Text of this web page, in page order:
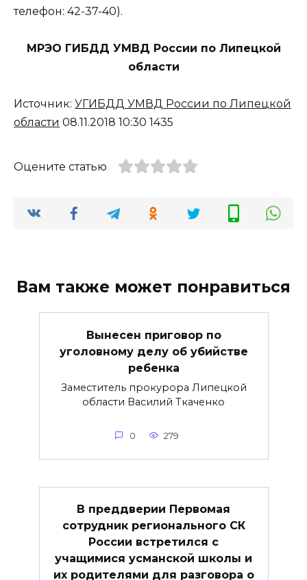
телефон: 42-37-40).
МРЭО ГИБДД УМВД России по Липецкой
области
Источник: УГИБДД УМВД России по Липецкой
области 08.11.2018 10:30 1435
Оцените статью
Вам также может понравиться
Вынесен приговор по
уголовному делу об убийстве
ребенка
Заместитель прокурора Липецкой
области Василий Ткаченко
0 279
В преддверии Первомая
сотрудник регионального СК
России встретился с
учащимися усманской школы и
их родителями для разговора о